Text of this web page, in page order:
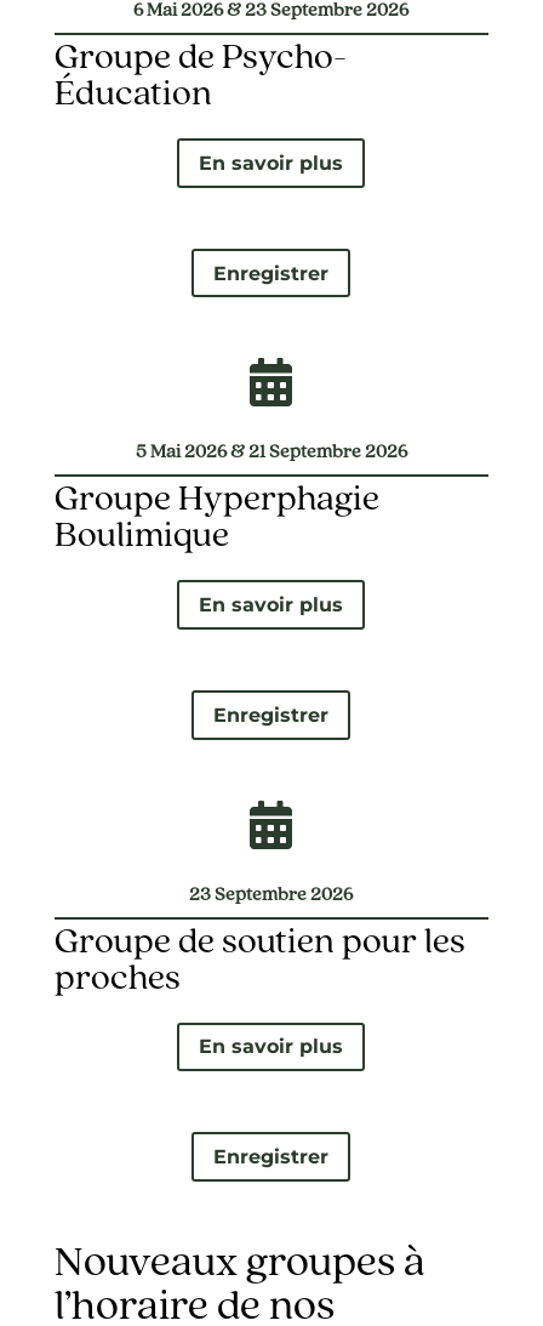
6 Mai 2026 & 23 Septembre 2026
Groupe de Psycho-
Éducation
En savoir plus
Enregistrer

5 Mai 2026 & 21 Septembre 2026
Groupe Hyperphagie
Boulimique
En savoir plus
Enregistrer

23 Septembre 2026
Groupe de soutien pour les
proches
En savoir plus
Enregistrer
Nouveaux groupes à
l’horaire de nos